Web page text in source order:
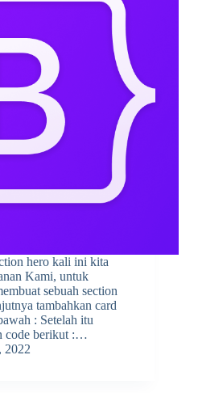
hero kali ini kita
Kami, untuk
sebuah section
tambahkan card
: Setelah itu
code berikut :…
2022